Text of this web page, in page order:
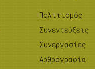
Πολιτισμός
Συνεντεύξεις
Συνεργασίες
Αρθρογραφία